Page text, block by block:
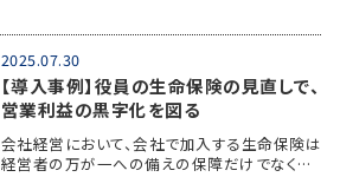
2025.07.30
【導入事例】役員の生命保険の見直しで、
営業利益の黒字化を図る
会社経営において、会社で加入する生命保険は
経営者の万が一への備えの保障だけでなく…